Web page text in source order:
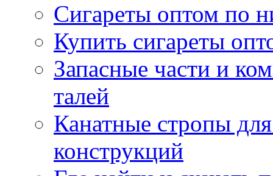
Сигареты оптом по
Купить сигареты
Запасные части и
талей
Канатные стропы
конструкций